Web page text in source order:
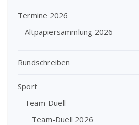
Termine 2026
Altpapiersammlung 2026
Rundschreiben
Sport
Team-Duell
Team-Duell 2026